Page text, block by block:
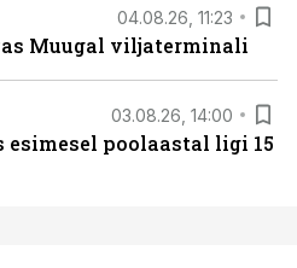
04.08.26, 11:23
Muugal viljaterminali
03.08.26, 14:00
esimesel poolaastal ligi 15